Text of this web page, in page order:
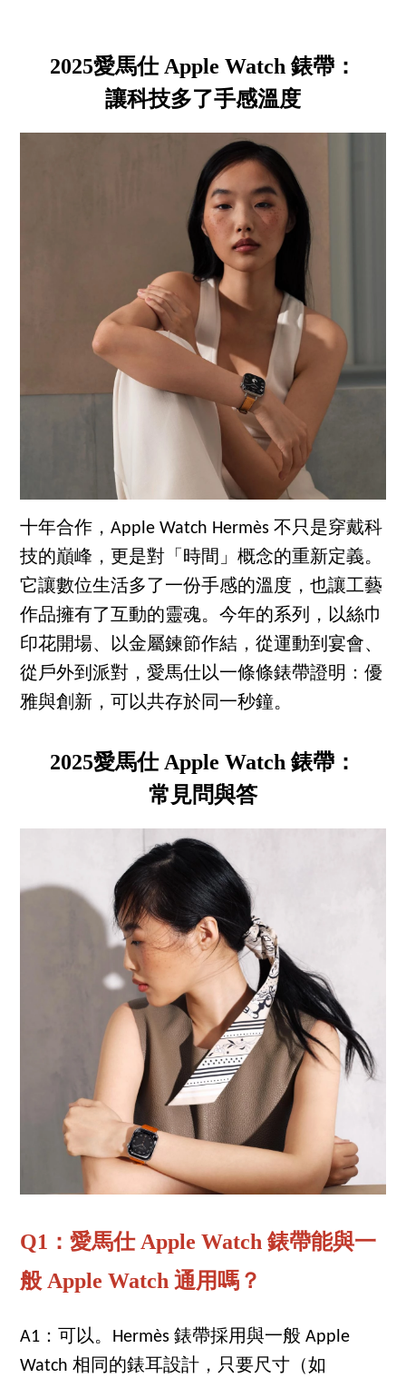
2025愛馬仕 Apple Watch 錶帶：
讓科技多了手感溫度
十年合作，Apple Watch Hermès 不只是穿戴科
技的巔峰，更是對「時間」概念的重新定義。
它讓數位生活多了一份手感的溫度，也讓工藝
作品擁有了互動的靈魂。今年的系列，以絲巾
印花開場、以金屬鍊節作結，從運動到宴會、
從戶外到派對，愛馬仕以一條條錶帶證明：優
雅與創新，可以共存於同一秒鐘。
2025愛馬仕 Apple Watch 錶帶：
常見問與答
Q1：愛馬仕 Apple Watch 錶帶能與一
般 Apple Watch 通用嗎？
A1：可以。Hermès 錶帶採用與一般 Apple
Watch 相同的錶耳設計，只要尺寸（如